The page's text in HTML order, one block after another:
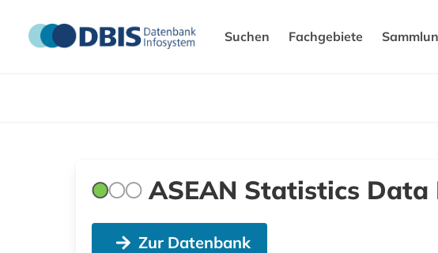
Suchen Fachgebiete
ASEAN Statistics Data
Zur Datenbank